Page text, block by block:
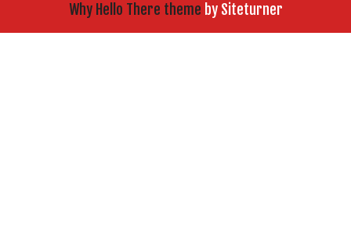
Why Hello There theme by Siteturner